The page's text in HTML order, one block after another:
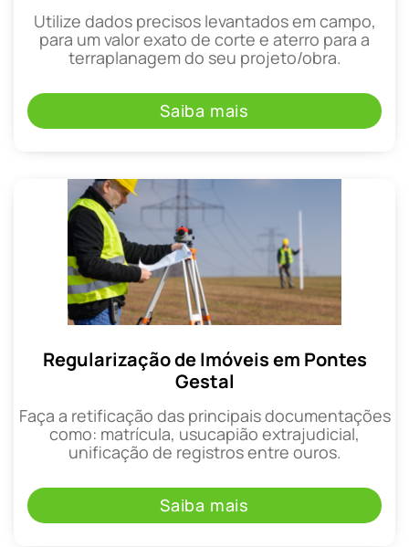
Utilize dados precisos levantados em campo,
para um valor exato de corte e aterro para a
terraplanagem do seu projeto/obra.
Saiba mais
Regularização de Imóveis em Pontes
Gestal
Faça a retificação das principais documentações
como: matrícula, usucapião extrajudicial,
unificação de registros entre ouros.
Saiba mais